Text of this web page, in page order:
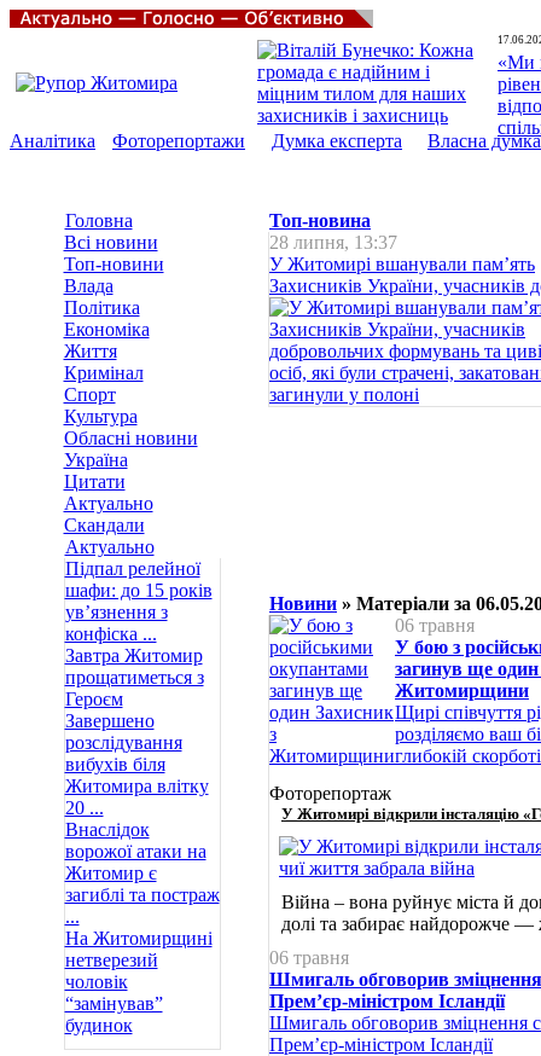
«Ми
Аналітика Фоторепортажи Думка експерта Власна думка
Головна
Всі новини
Топ-новини
Влада
Політика
Економіка
Життя
Кримінал
Спорт
Культура
Обласні новини
Україна
Цитати
Актуально
Скандали
Актуально
Підпал релейної
шафи: до 15 років
ув’язнення з
конфіска ...
Завтра Житомир
прощатиметься з
Героєм
Завершено
розслідування
вибухів біля
Житомира влітку
20 ...
Внаслідок
ворожої атаки на
Житомир є
загиблі та постраж
...
На Житомирщині
нетверезий
чоловік
“замінував”
будинок
Топ-новина
28 липня, 13:37
У Житомирі вшанували пам’ять
Захисників України, учасників
Новини » Матеріали за
06 травня
У бою з
загинув ще
Житомирщини
Щирі співчуття
розділяємо ваш
глибокій
Фоторепортаж
У Житомирі відкрили інсталяцію
Війна – вона руйнує міста й
долі та забирає найдорожче
06 травня
Шмигаль обговорив зміцнення
Прем’єр-міністром Ісландії
Шмигаль обговорив зміцнення
Прем’єр-міністром Ісландії